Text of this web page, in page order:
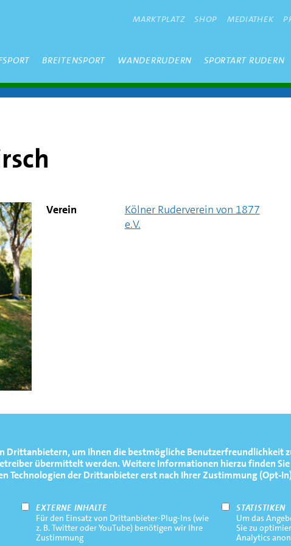
Drittanbietern, um Ihnen die bestmögliche Benutzerfreundlichkeit
übermittelt werden. Weitere Informationen hierzu finden
Technologien der Drittanbieter erst nach Ihrer Zustimmung (Opt-
EXTERNE INHALTE
Für den Einsatz von Drittanbieter-Plug-Ins (wie
z. B. Twitter oder YouTube) benötigen wir Ihre
Zustimmung
STATISTIKEN
Um das
Sie zu
Analytics
METANAVIGATION
MARKTPLATZ SHOP MEDIATHEK
BREITENSPORT WANDERRUDERN SPORTART RUDERN
Verein
Kölner Ruderverein von 1877
e.V.